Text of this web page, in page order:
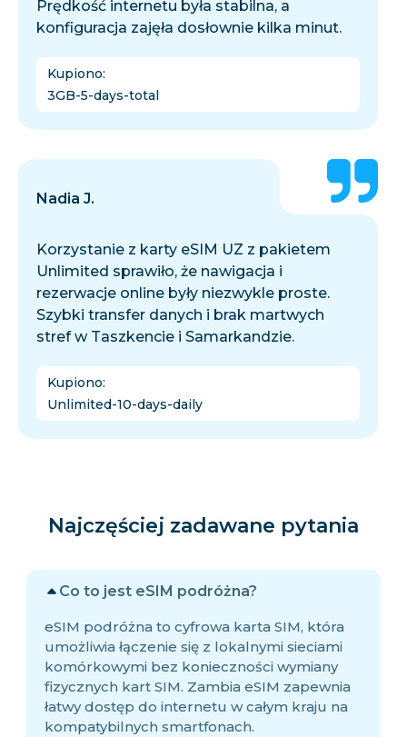
Prędkość internetu była stabilna, a
konfiguracja zajęła dosłownie kilka minut.
Kupiono:
3GB-5-days-total
Nadia J.
Korzystanie z karty eSIM UZ z pakietem
Unlimited sprawiło, że nawigacja i
rezerwacje online były niezwykle proste.
Szybki transfer danych i brak martwych
stref w Taszkencie i Samarkandzie.
Kupiono:
Unlimited-10-days-daily
Najczęściej zadawane pytania
Co to jest eSIM podróżna?
eSIM podróżna to cyfrowa karta SIM, która
umożliwia łączenie się z lokalnymi sieciami
komórkowymi bez konieczności wymiany
fizycznych kart SIM. Zambia eSIM zapewnia
łatwy dostęp do internetu w całym kraju na
kompatybilnych smartfonach.